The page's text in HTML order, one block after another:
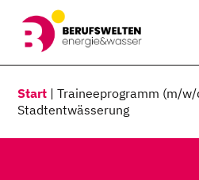
Start |Traineeprogramm (m/
Stadtentwässerung